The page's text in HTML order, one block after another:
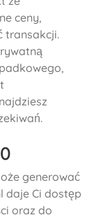
ceny,
transakcji.
generować
daje Ci dostęp
oraz do